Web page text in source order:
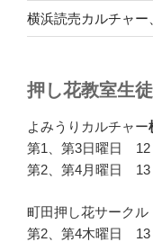
横浜読売カルチャ
押し花教室生
よみうりカルチャー
第1、第3日曜日 12
第2、第4月曜日 13
町田押し花サークル
第2、第4木曜日 13